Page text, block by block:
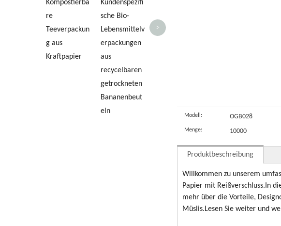
Kompostierba
re
Teeverpackun
g aus
Kraftpapier
Kundenspezifi
sche Bio-
Lebensmittelv
erpackungen
aus
recycelbaren
getrockneten
Bananenbeut
eln
Hersteller
>
Modell: OGB028
Menge: 10000
Produktbeschreibung
Willkommen zu unserem
Papier mit Reißverschluss.In
mehr über die Vorteile,
Müslis.Lesen Sie weiter und